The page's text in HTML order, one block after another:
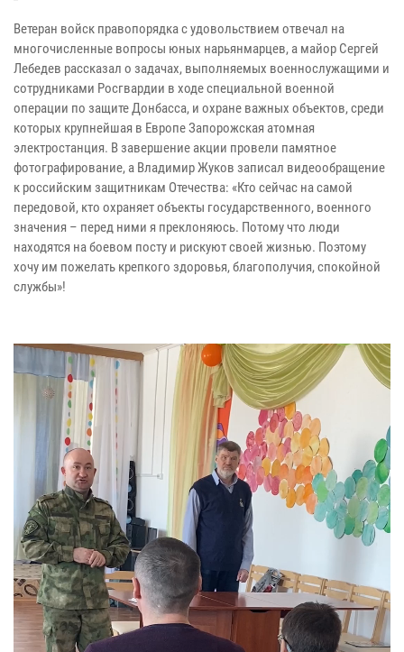
Ветеран войск правопорядка с удовольствием отвечал на
многочисленные вопросы юных нарьянмарцев, а майор Сергей
Лебедев рассказал о задачах, выполняемых военнослужащими и
сотрудниками Росгвардии в ходе специальной военной
операции по защите Донбасса, и охране важных объектов, среди
которых крупнейшая в Европе Запорожская атомная
электростанция. В завершение акции провели памятное
фотографирование, а Владимир Жуков записал видеообращение
к российским защитникам Отечества: «Кто сейчас на самой
передовой, кто охраняет объекты государственного, военного
значения – перед ними я преклоняюсь. Потому что люди
находятся на боевом посту и рискуют своей жизнью. Поэтому
хочу им пожелать крепкого здоровья, благополучия, спокойной
службы»!